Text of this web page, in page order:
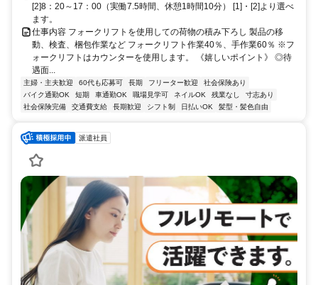
[2]8：20～17：00（実働7.5時間、休憩1時間10分） [1]・[2]より選べ
ます。
仕事内容 フォークリフトを使用しての荷物の積み下ろし 製品の移
動、検査、梱包作業など フォークリフト作業40％、手作業60％ ※フ
ォークリフトはカウンターを使用します。 《嬉しいポイント》 ◎待
遇面...
主婦・主夫歓迎 60代も応募可 長期 フリーター歓迎
社会保険あり
バイク通勤OK
短期 車通勤OK 職場見学可 ネイルOK 残業なし
寸志あり
社会保険完備
交通費支給 長期歓迎 シフト制 日払いOK 髪型・髪色自由
派遣社員